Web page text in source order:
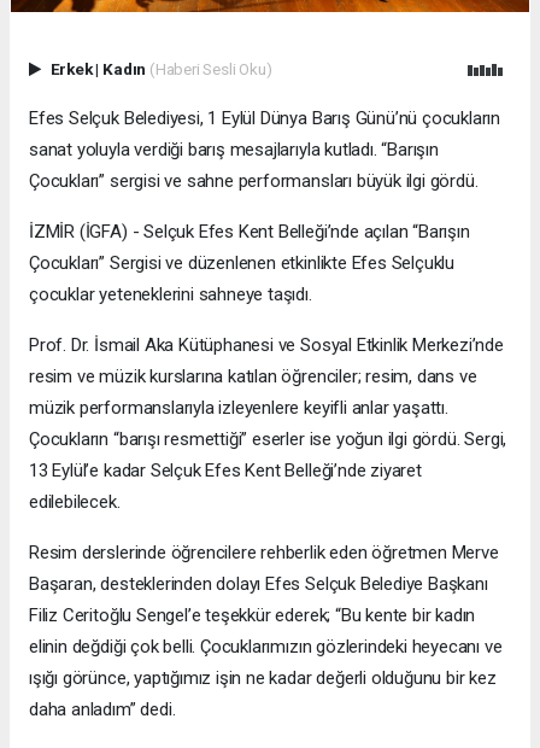
Erkek| Kadın (Haberi Sesli Oku)
Efes Selçuk Belediyesi, 1 Eylül Dünya Barış Günü’nü çocukların
sanat yoluyla verdiği barış mesajlarıyla kutladı. “Barışın
Çocukları” sergisi ve sahne performansları büyük ilgi gördü.
İZMİR (İGFA) - Selçuk Efes Kent Belleği’nde açılan “Barışın
Çocukları” Sergisi ve düzenlenen etkinlikte Efes Selçuklu
çocuklar yeteneklerini sahneye taşıdı.
Prof. Dr. İsmail Aka Kütüphanesi ve Sosyal Etkinlik Merkezi’nde
resim ve müzik kurslarına katılan öğrenciler; resim, dans ve
müzik performanslarıyla izleyenlere keyifli anlar yaşattı.
Çocukların “barışı resmettiği” eserler ise yoğun ilgi gördü. Sergi,
13 Eylül’e kadar Selçuk Efes Kent Belleği’nde ziyaret
edilebilecek.
Resim derslerinde öğrencilere rehberlik eden öğretmen Merve
Başaran, desteklerinden dolayı Efes Selçuk Belediye Başkanı
Filiz Ceritoğlu Sengel’e teşekkür ederek; “Bu kente bir kadın
elinin değdiği çok belli. Çocuklarımızın gözlerindeki heyecanı ve
ışığı görünce, yaptığımız işin ne kadar değerli olduğunu bir kez
daha anladım” dedi.